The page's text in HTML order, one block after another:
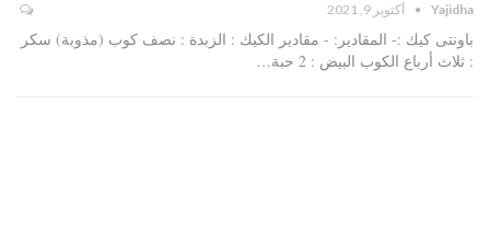
Yajidha أكتوبر 9, 2021
باونتى كيك :- المقادير: - مقادير الكيك : الزبدة : نصف كوب (مذوبة) سكر
: ثلاث أرباع الكوب البيض : 2 حبة…